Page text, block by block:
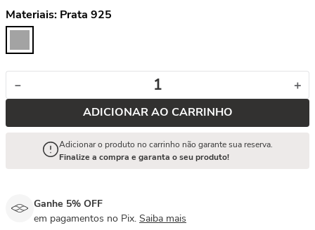
Materiais: Prata 925
＋
－
ADICIONAR AO CARRINHO
Adicionar o produto no carrinho não garante sua reserva.
Finalize a compra e garanta o seu produto!
Ganhe 5% OFF
em pagamentos no Pix. Saiba mais